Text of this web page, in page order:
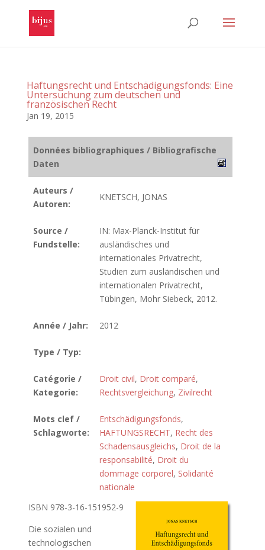
Haftungsrecht und Entschädigungsfonds: Eine
Untersuchung zum deutschen und
französischen Recht
Jan 19, 2015
Données bibliographiques / Bibliografische
Daten
Auteurs /
Autoren:
KNETSCH, JONAS
Source /
Fundstelle:
IN: Max-Planck-Institut für
ausländisches und
internationales Privatrecht,
Studien zum ausländischen und
internationalen Privatrecht,
Tübingen, Mohr Siebeck, 2012.
Année / Jahr: 2012
Type / Typ:
Catégorie /
Kategorie:
Droit civil, Droit comparé,
Rechtsvergleichung, Zivilrecht
Mots clef /
Schlagworte:
Entschädigungsfonds,
HAFTUNGSRECHT, Recht des
Schadensausgleichs, Droit de la
responsabilité, Droit du
dommage corporel, Solidarité
nationale
ISBN 978-3-16-151952-9
Die sozialen und
technologischen